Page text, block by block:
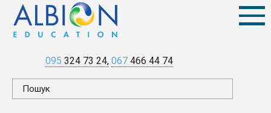
095 324 73 24 067 466 44 74